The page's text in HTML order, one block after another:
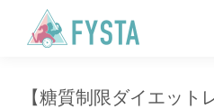
【糖質制限ダイエッ